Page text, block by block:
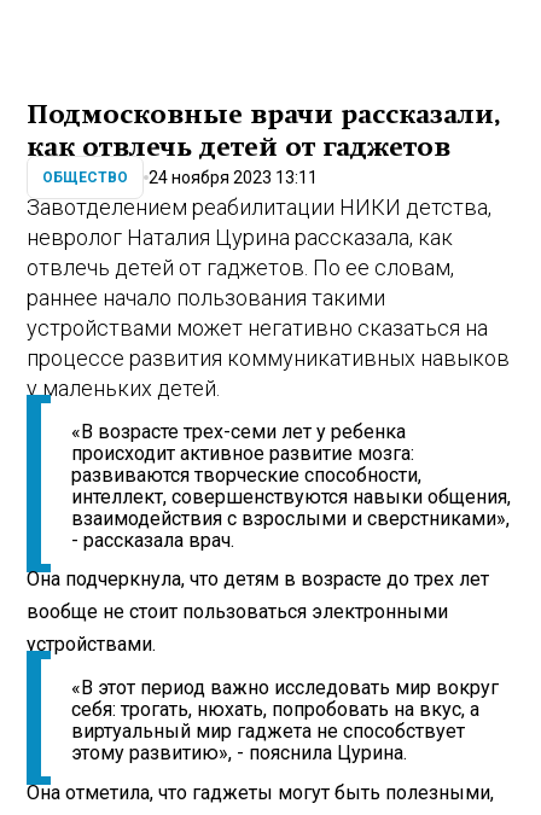
Подмосковные врачи рассказали,
как отвлечь детей от гаджетов
ОБЩЕСТВО 24 ноября 2023 13:11
Завотделением реабилитации НИКИ детства,
невролог Наталия Цурина рассказала, как
отвлечь детей от гаджетов. По ее словам,
раннее начало пользования такими
устройствами может негативно сказаться на
процессе развития коммуникативных навыков
у маленьких детей.
«В возрасте трех-семи лет у ребенка
происходит активное развитие мозга:
развиваются творческие способности,
интеллект, совершенствуются навыки общения,
взаимодействия с взрослыми и сверстниками»,
- рассказала врач.
Она подчеркнула, что детям в возрасте до трех лет
вообще не стоит пользоваться электронными
устройствами.
«В этот период важно исследовать мир вокруг
себя: трогать, нюхать, попробовать на вкус, а
виртуальный мир гаджета не способствует
этому развитию», - пояснила Цурина.
Она отметила, что гаджеты могут быть полезными,